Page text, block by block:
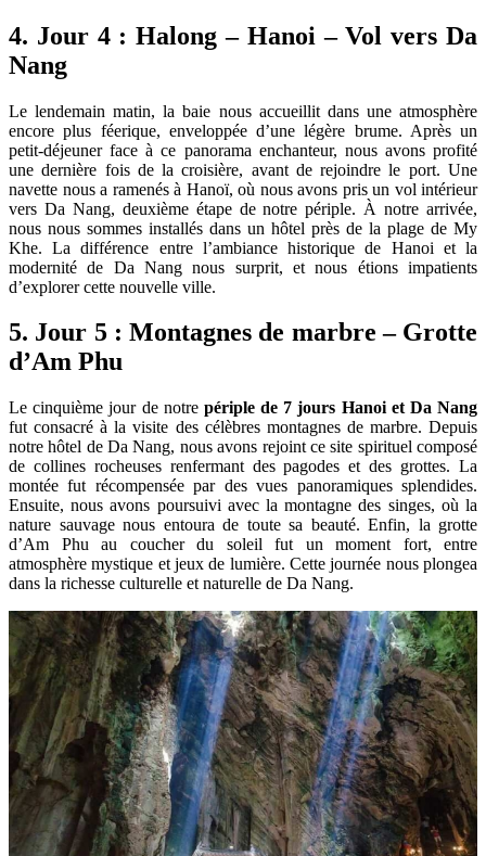
4. Jour 4 : Halong – Hanoi – Vol vers Da
Nang
Le lendemain matin, la baie nous accueillit dans une atmosphère
encore plus féerique, enveloppée d’une légère brume. Après un
petit-déjeuner face à ce panorama enchanteur, nous avons profité
une dernière fois de la croisière, avant de rejoindre le port. Une
navette nous a ramenés à Hanoï, où nous avons pris un vol intérieur
vers Da Nang, deuxième étape de notre périple. À notre arrivée,
nous nous sommes installés dans un hôtel près de la plage de My
Khe. La différence entre l’ambiance historique de Hanoi et la
modernité de Da Nang nous surprit, et nous étions impatients
d’explorer cette nouvelle ville.
5. Jour 5 : Montagnes de marbre – Grotte
d’Am Phu
Le cinquième jour de notre périple de 7 jours Hanoi et Da Nang
fut consacré à la visite des célèbres montagnes de marbre. Depuis
notre hôtel de Da Nang, nous avons rejoint ce site spirituel composé
de collines rocheuses renfermant des pagodes et des grottes. La
montée fut récompensée par des vues panoramiques splendides.
Ensuite, nous avons poursuivi avec la montagne des singes, où la
nature sauvage nous entoura de toute sa beauté. Enfin, la grotte
d’Am Phu au coucher du soleil fut un moment fort, entre
atmosphère mystique et jeux de lumière. Cette journée nous plongea
dans la richesse culturelle et naturelle de Da Nang.